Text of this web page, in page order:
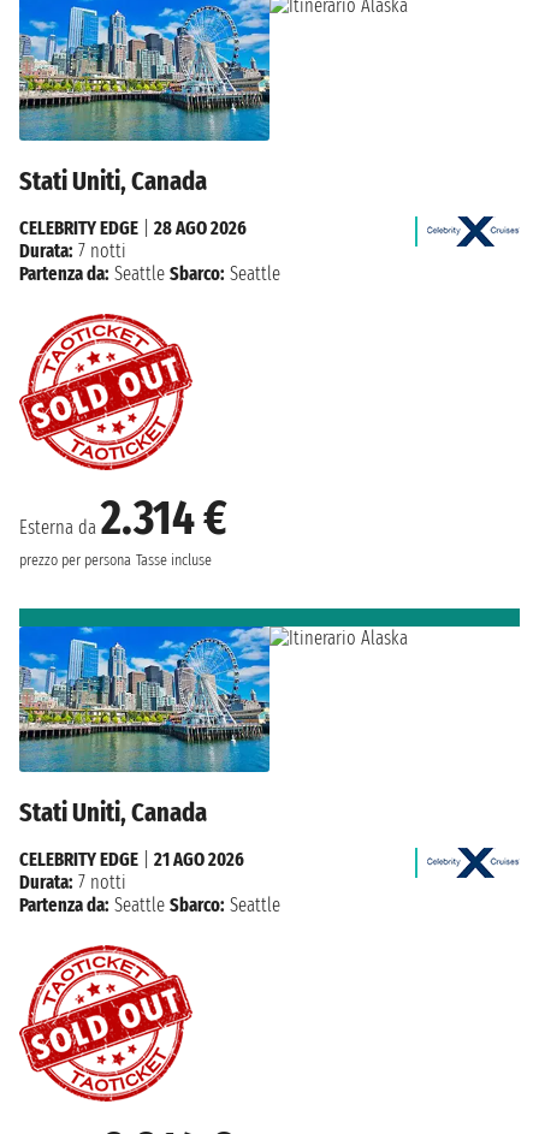
Stati Uniti, Canada
Esterna da 2.314 €
prezzo per persona Tasse incluse
CELEBRITY EDGE
28 AGO 2026
Durata: 7 notti
Partenza da: Seattle Sbarco: Seattle
Stati Uniti, Canada
CELEBRITY EDGE
21 AGO 2026
Durata: 7 notti
Partenza da: Seattle Sbarco: Seattle